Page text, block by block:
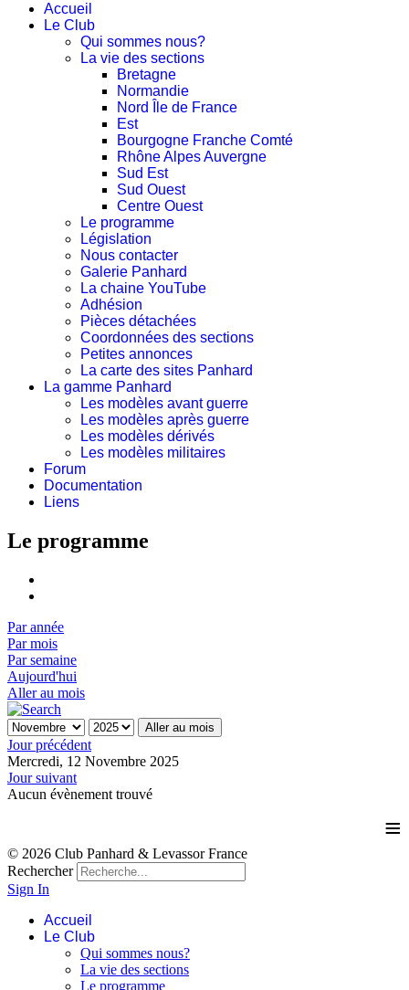
Accueil
Le Club
Qui sommes nous?
La vie des sections
Bretagne
Normandie
Nord Île de France
Est
Bourgogne Franche Comté
Rhône Alpes Auvergne
Sud Est
Sud Ouest
Centre Ouest
Le programme
Législation
Nous contacter
Galerie Panhard
La chaine YouTube
Adhésion
Pièces détachées
Coordonnées des sections
Petites annonces
La carte des sites Panhard
La gamme Panhard
Les modèles avant guerre
Les modèles après guerre
Les modèles dérivés
Les modèles militaires
Forum
Documentation
Liens
Le programme
Par année
Par mois
Par semaine
Aujourd'hui
Aller au mois
Aller au mois
Jour précédent
Mercredi, 12 Novembre 2025
Jour suivant
Aucun évènement trouvé
≡
© 2026 Club Panhard & Levassor France
Rechercher
Sign In
Accueil
Le Club
Qui sommes nous?
La vie des sections
Le programme